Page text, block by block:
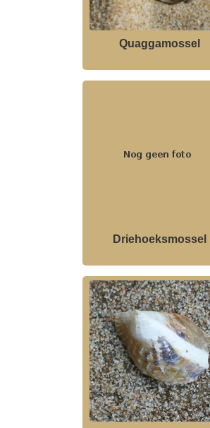
Quaggamossel
Driehoeksmossel